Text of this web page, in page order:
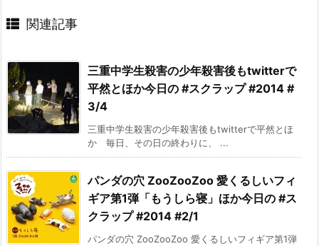
関連記事
三重中学生殺害の少年殺害後もtwitterで
平然とほか今日の #スクラップ #2014 #
3/4
三重中学生殺害の少年殺害後もtwitterで平然とほ
か 毎日、その日の終わりに、 ...
パンダの穴 ZooZooZoo 愛くるしいフィ
ギア第1弾「もうしら寝」ほか今日の #ス
クラップ #2014 #2/1
パンダの穴 ZooZooZoo 愛くるしいフィギア第1弾